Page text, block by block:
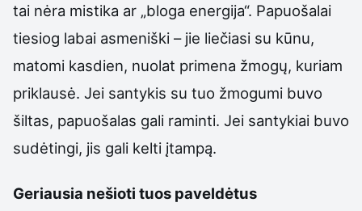
tai nėra mistika ar „bloga energija“. Papuošalai
tiesiog labai asmeniški – jie liečiasi su kūnu,
matomi kasdien, nuolat primena žmogų, kuriam
priklausė. Jei santykis su tuo žmogumi buvo
šiltas, papuošalas gali raminti. Jei santykiai buvo
sudėtingi, jis gali kelti įtampą.
Geriausia nešioti tuos paveldėtus